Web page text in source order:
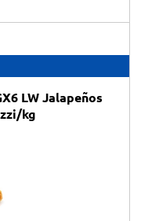
LW Jalapeños
kg